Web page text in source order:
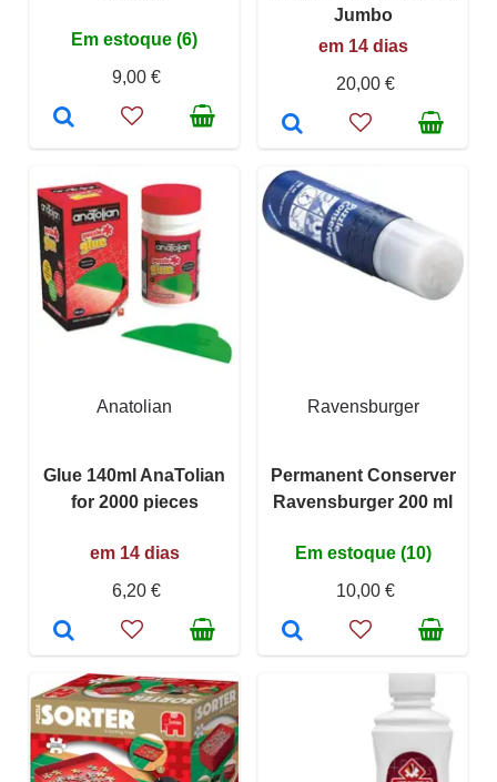
Em estoque (6)
9,00 €
Jumbo
em 14 dias
20,00 €
Anatolian
Glue 140ml AnaTolian
for 2000 pieces
em 14 dias
6,20 €
Ravensburger
Permanent Conserver
Ravensburger 200 ml
Em estoque (10)
10,00 €